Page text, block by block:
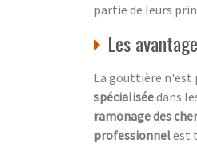
partie de leurs
Les
La gouttière n'est
spécialiséedans
ramonage des
professionnelest